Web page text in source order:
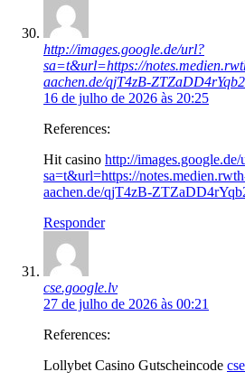
http://images.google.de/url?
sa=t&url=https://
aachen.de/qjT4zB-
16 de julho de 2026 às 20:25
References:
Hit casino http://images.google.de/
sa=t&url=https://
aachen.de/qjT4zB-
Responder
cse.google.lv
27 de julho de 2026 às 00:21
References:
Lollybet Casino Gutscheincode